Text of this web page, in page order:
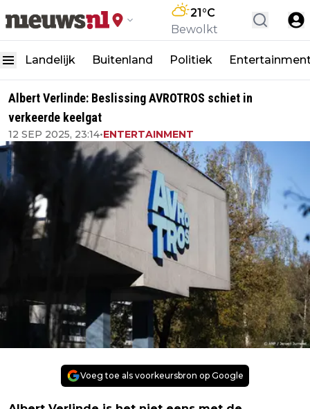
21°C
Bewolkt
Landelijk Buitenland Politiek
Albert Verlinde: Beslissing AVROTROS schiet in
verkeerde keelgat
12 SEP 2025, 23:14•ENTERTAINMENT
Voeg toe als voorkeursbron op Google